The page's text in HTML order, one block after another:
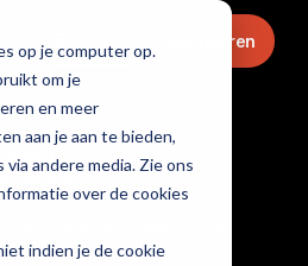
op je computer op.
om je
en meer
aan je aan te bieden,
andere media. Zie ons
over de cookies
indien je de cookie
Menu Abonneren
al onze artikelen over